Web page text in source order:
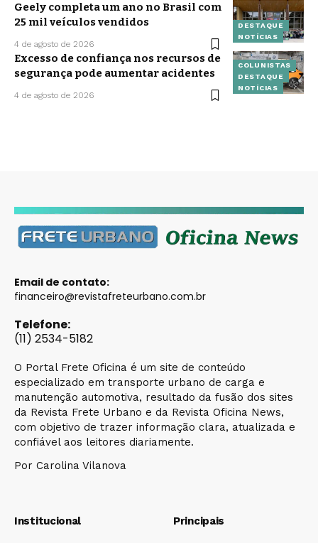
DESTAQUE
NOTÍCIAS
Geely completa um ano no Brasil com
25 mil veículos vendidos
4 de agosto de 2026
COLUNISTAS
DESTAQUE
NOTÍCIAS
Excesso de confiança nos recursos de
segurança pode aumentar acidentes
4 de agosto de 2026
Email de contato:
financeiro@revistafreteurbano.com.br
Telefone:
(11) 2534-5182
O Portal Frete Oficina é um site de conteúdo
especializado em transporte urbano de carga e
manutenção automotiva, resultado da fusão dos sites
da Revista Frete Urbano e da Revista Oficina News,
com objetivo de trazer informação clara, atualizada e
confiável aos leitores diariamente.
Por Carolina Vilanova
Institucional Principais